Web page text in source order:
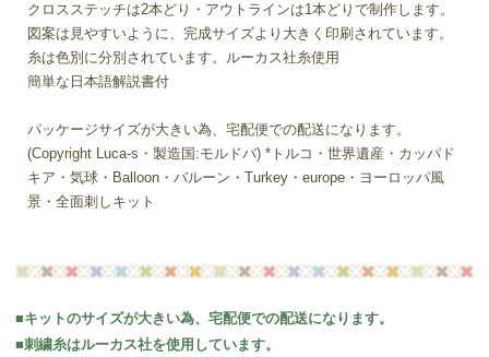
クロスステッチは2本どり・アウトラインは1本どりで制作します。
図案は見やすいように、完成サイズより大きく印刷されています。
糸は色別に分別されています。ルーカス社糸使用
簡単な日本語解説書付
パッケージサイズが大きい為、宅配便での配送になります。
(Copyright Luca-s・製造国:モルドバ) *トルコ・世界遺産・カッパド
キア・気球・Balloon・バルーン・Turkey・europe・ヨーロッパ風
景・全面刺しキット
■キットのサイズが大きい為、宅配便での配送になります。
■刺繍糸はルーカス社を使用しています。